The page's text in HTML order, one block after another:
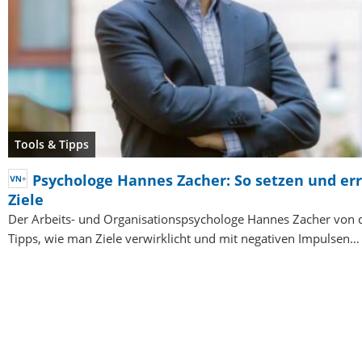
Tools & Tipps
Psychologe Hannes Zacher: So setzen und
Ziele
Der Arbeits- und Organisationspsychologe Hannes Zacher von
Tipps, wie man Ziele verwirklicht und mit negativen Impulsen…